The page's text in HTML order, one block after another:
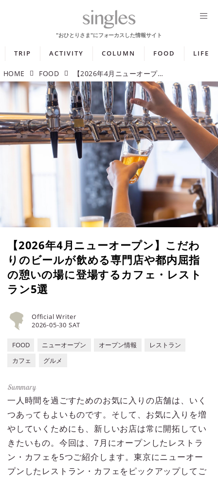
TRIP ACTIVITY COLUMN FOOD LIFE
HOME FOOD 【2026年4月ニューオープン】こだわりのビールが飲める専門店や都内屈指の憩いの場に登場するカフェ・レストラン5選
【2026年4月ニューオープン】こだわ
りのビールが飲める専門店や都内屈指
の憩いの場に登場するカフェ・レスト
ラン5選
2026-05-30 SAT
Official Writer
FOOD ニューオープン オープン情報
レストラン
カフェ
グルメ
一人時間を過ごすためのお気に入りの店舗は、いく
つあってもよいものです。そして、お気に入りを増
やしていくためにも、新しいお店は常に開拓してい
きたいもの。今回は、7月にオープンしたレストラ
ン・カフェを5つご紹介します。東京にニューオー
プンしたレストラン・カフェをピックアップしてご